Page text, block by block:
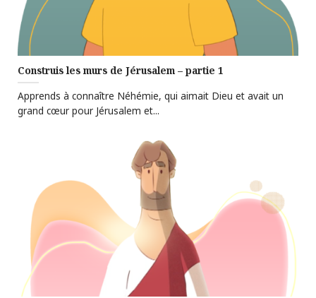
Construis les murs de Jérusalem – partie 1
Apprends à connaître Néhémie, qui aimait Dieu et avait un
grand cœur pour Jérusalem et...